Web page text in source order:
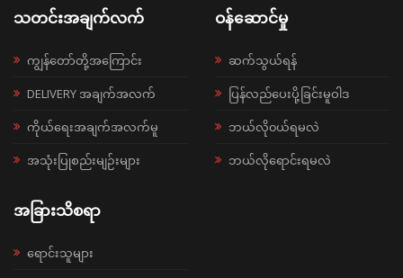
သတင်းအချက်လက်
ကျွန်တော်တို့အကြောင်း
DELIVERY အချက်အလက်
ကိုယ်ရေးအချက်အလက်မူ
အသုံးပြုစည်းမျဉ်းများ
ဝန်ဆောင်မှု
ဆက်သွယ်ရန်
ပြန်လည်ပေးပို့ခြင်းမူဝါဒ
ဘယ်လို၀ယ်ရမလဲ
ဘယ်လိုရောင်းရမလဲ
အခြားသိစရာ
ရောင်းသူများ